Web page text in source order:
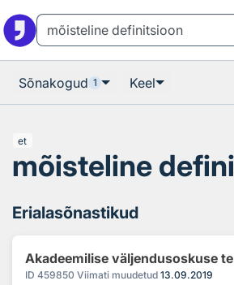
Sõnakogud 1 Keel
et
mõisteline
Erialasõnastikud
Akadeemilise väljendusoskuse
ID 459850 Viimati muudetud 13.09.2019